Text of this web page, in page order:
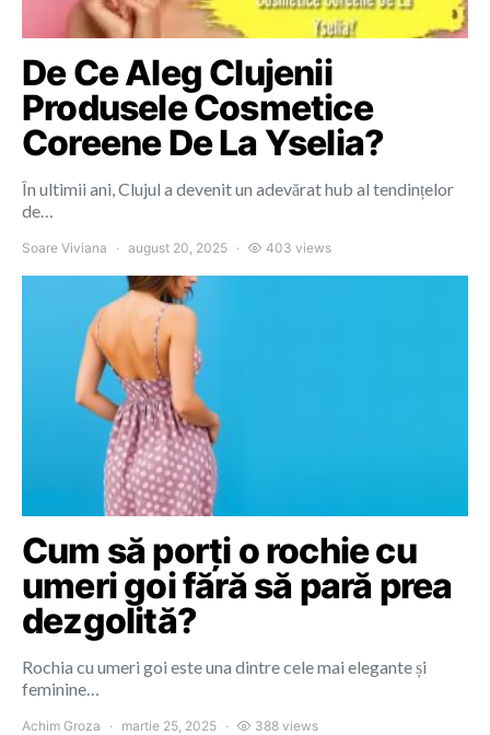
De Ce Aleg Clujenii
Produsele Cosmetice
Coreene De La Yselia?
În ultimii ani, Clujul a devenit un adevărat hub al tendințelor
de…
Soare Viviana august 20, 2025 403 views
Cum să porți o rochie cu
umeri goi fără să pară prea
dezgolită?
Rochia cu umeri goi este una dintre cele mai elegante și
feminine…
Achim Groza martie 25, 2025 388 views